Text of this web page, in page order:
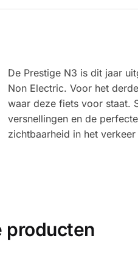
De Prestige N3 is dit jaar
Non Electric. Voor het
waar deze fiets voor staat.
versnellingen en de
zichtbaarheid in het
producten